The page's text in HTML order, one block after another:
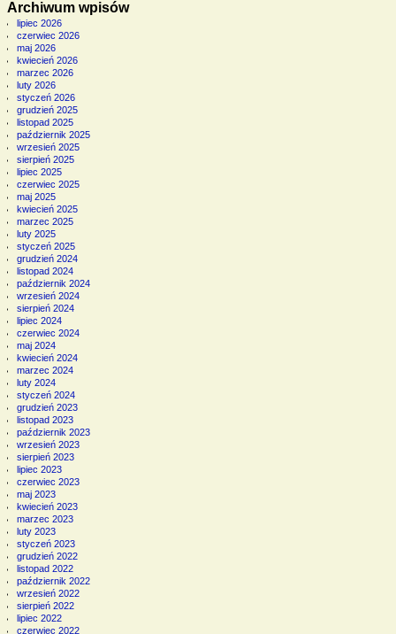
Archiwum wpisów
lipiec 2026
czerwiec 2026
maj 2026
kwiecień 2026
marzec 2026
luty 2026
styczeń 2026
grudzień 2025
listopad 2025
październik 2025
wrzesień 2025
sierpień 2025
lipiec 2025
czerwiec 2025
maj 2025
kwiecień 2025
marzec 2025
luty 2025
styczeń 2025
grudzień 2024
listopad 2024
październik 2024
wrzesień 2024
sierpień 2024
lipiec 2024
czerwiec 2024
maj 2024
kwiecień 2024
marzec 2024
luty 2024
styczeń 2024
grudzień 2023
listopad 2023
październik 2023
wrzesień 2023
sierpień 2023
lipiec 2023
czerwiec 2023
maj 2023
kwiecień 2023
marzec 2023
luty 2023
styczeń 2023
grudzień 2022
listopad 2022
październik 2022
wrzesień 2022
sierpień 2022
lipiec 2022
czerwiec 2022